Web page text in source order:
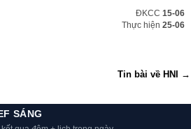
ĐKCC 15-06
Thực hiện 25-06
Tin bài về HNI →
SÁNG